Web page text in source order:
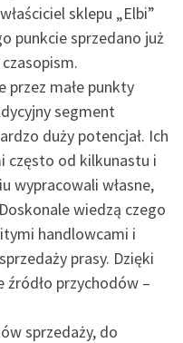
sklepu „Elbi”
punkcie sprzedano już
przez małe punkty
segment
duży potencjał. Ich
często od kilkunastu i
wypracowali własne,
wiedzą czego
handlowcami i
prasy. Dzięki
przychodów –
sprzedaży, do